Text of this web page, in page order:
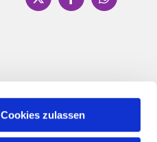
Cookies zulassen